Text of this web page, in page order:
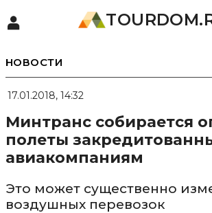
НОВОСТИ
17.01.2018, 14:32
Минтранс собирается
полеты
авиакомпаниям
Это может существенно
воздушных перевозок